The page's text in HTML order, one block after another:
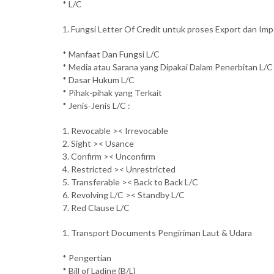
* L/C
1. Fungsi Letter Of Credit untuk proses Export dan
* Manfaat Dan Fungsi L/C
* Media atau Sarana yang Dipakai Dalam Penerbitan L/C
* Dasar Hukum L/C
* Pihak-pihak yang Terkait
* Jenis-Jenis L/C :
1. Revocable >< Irrevocable
2. Sight >< Usance
3. Confirm >< Unconfirm
4. Restricted >< Unrestricted
5. Transferable >< Back to Back L/C
6. Revolving L/C >< Standby L/C
7. Red Clause L/C
1. Transport Documents Pengiriman Laut & Udara
* Pengertian
* Bill of Lading (B/L)